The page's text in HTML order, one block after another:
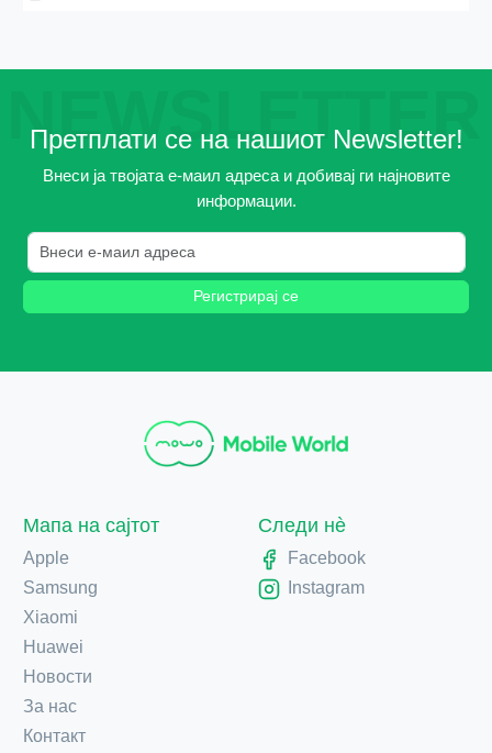
NEWSLETTER
Претплати се на нашиот Newsletter!
Внеси ја твојата е-маил адреса и добивај ги најновите
информации.
Регистрирај се
Мапа на сајтот
Apple
Samsung
Xiaomi
Huawei
Новости
За нас
Контакт
Следи нè
Facebook
Instagram